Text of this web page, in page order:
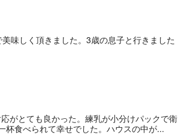
味しく頂きました。3歳の息子と行きました
がとても良かった。練乳が小分けパックで衛
食べられて幸せでした。ハウスの中が...